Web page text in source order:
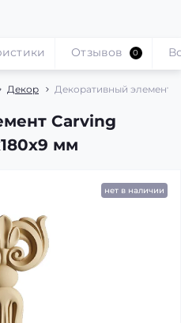
Декор Декоративный элемент
Carving
мм
Отзывов 0
нет в наличии